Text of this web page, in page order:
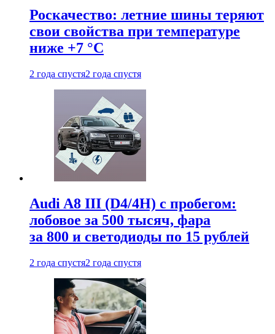
Роскачество: летние шины теряют
свои свойства при температуре
ниже +7 °C
2 года спустя2 года спустя
Audi A8 III (D4/4H) c пробегом:
лобовое за 500 тысяч, фара
за 800 и светодиоды по 15 рублей
2 года спустя2 года спустя